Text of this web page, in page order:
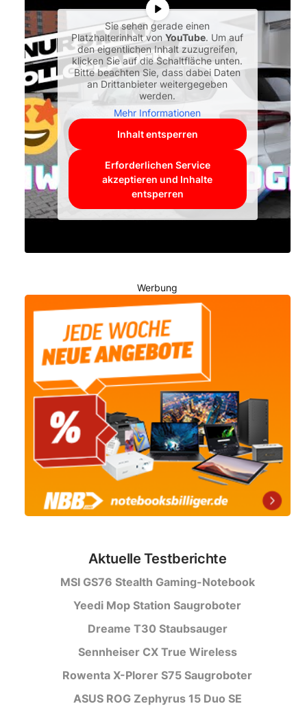
Sie sehen gerade einen
Platzhalterinhalt vonYouTube. Um auf
den eigentlichen Inhalt zuzugreifen,
klicken Sie auf die Schaltfläche unten.
Bitte beachten Sie, dass dabei Daten
an Drittanbieter weitergegeben
werden.
Mehr Informationen
Inhalt entsperren
Erforderlichen Service
akzeptieren und Inhalte
entsperren
Werbung
Aktuelle Testberichte
MSI GS76 Stealth Gaming-Notebook
Yeedi Mop Station Saugroboter
Dreame T30 Staubsauger
Sennheiser CX True Wireless
Rowenta X-Plorer S75 Saugroboter
ASUS ROG Zephyrus 15 Duo SE